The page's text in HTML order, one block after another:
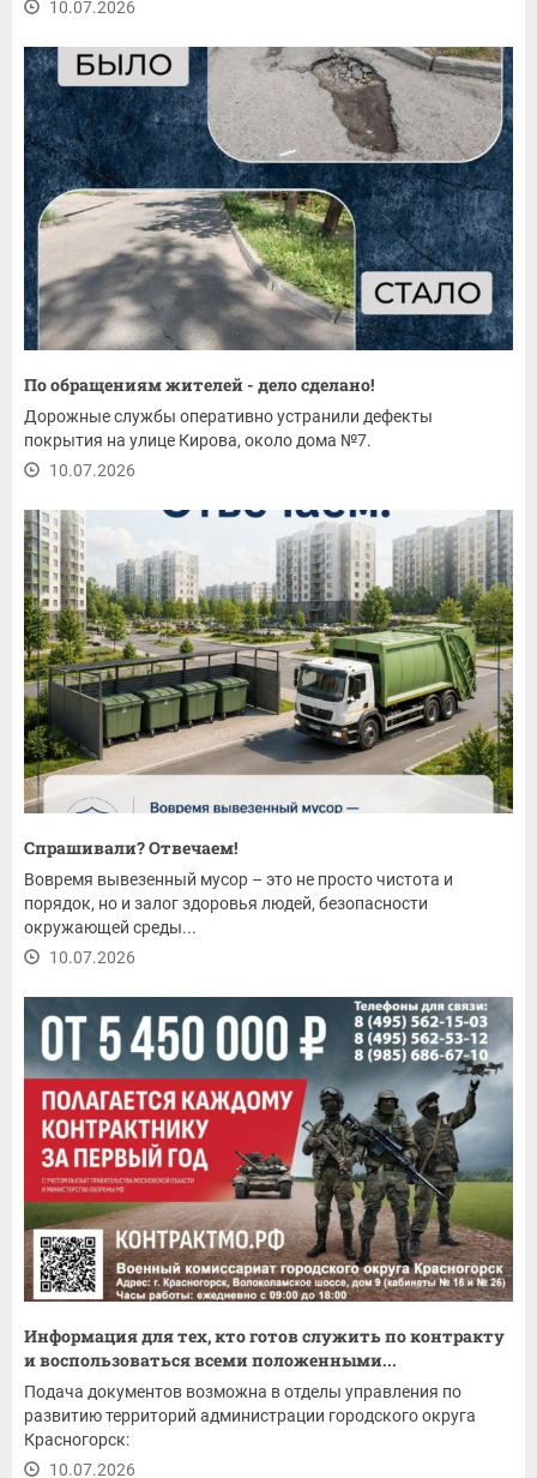
10.07.2026
По обращениям жителей - дело сделано!
Дорожные службы оперативно устранили дефекты
покрытия на улице Кирова, около дома №7.
10.07.2026
Спрашивали? Отвечаем!
Вовремя вывезенный мусор – это не просто чистота и
порядок, но и залог здоровья людей, безопасности
окружающей среды...
10.07.2026
Информация для тех, кто готов служить по контракту
и воспользоваться всеми положенными...
Подача документов возможна в отделы управления по
развитию территорий администрации городского округа
Красногорск:
10.07.2026